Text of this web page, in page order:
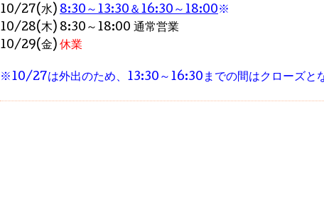
10/27(水) 8:30～13:30＆ 16:30 ～18:00※
10/28(木) 8:30～18:00 通常営業
10/29(金) 休業
※10/27は外出のため、13:30～16:30までの間はクローズとな